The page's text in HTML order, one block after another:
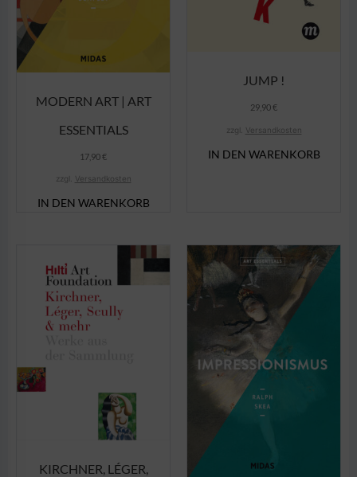
MODERN ART | ART
ESSENTIALS
17,90€
zzgl. Versandkosten
IN DEN WARENKORB
JUMP !
29,90€
zzgl. Versandkosten
IN DEN WARENKORB
KIRCHNER, LÉGER,